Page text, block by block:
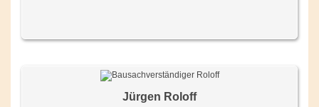
Jürgen Roloff